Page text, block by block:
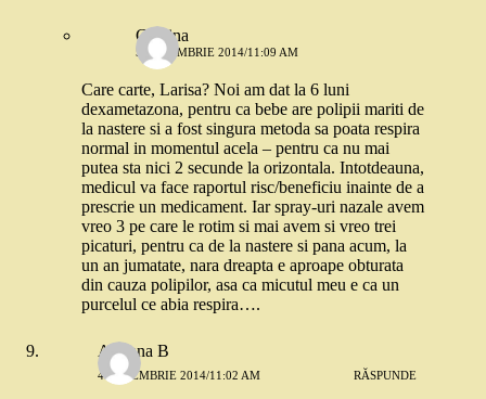
Cristina
5 DECEMBRIE 2014/11:09 AM
Care carte, Larisa? Noi am dat la 6 luni
dexametazona, pentru ca bebe are polipii mariti de
la nastere si a fost singura metoda sa poata respira
normal in momentul acela – pentru ca nu mai
putea sta nici 2 secunde la orizontala. Intotdeauna,
medicul va face raportul risc/beneficiu inainte de a
prescrie un medicament. Iar spray-uri nazale avem
vreo 3 pe care le rotim si mai avem si vreo trei
picaturi, pentru ca de la nastere si pana acum, la
un an jumatate, nara dreapta e aproape obturata
din cauza polipilor, asa ca micutul meu e ca un
purcelul ce abia respira….
Adriana B
4 DECEMBRIE 2014/11:02 AM RĂSPUNDE